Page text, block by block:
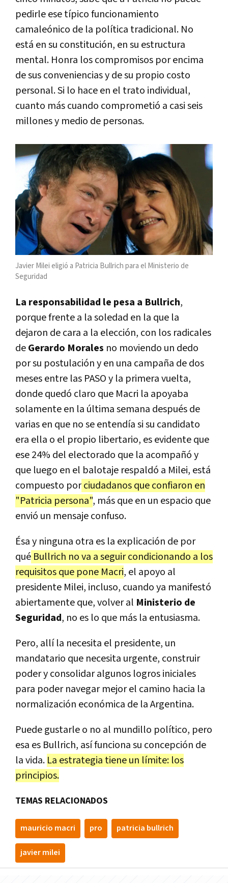
pedirle ese típico funcionamiento
camaleónico de la política tradicional. No
está en su constitución, en su estructura
mental. Honra los compromisos por encima
de sus conveniencias y de su propio costo
personal. Si lo hace en el trato individual,
cuanto más cuando comprometió a casi seis
millones y medio de personas.
Javier Milei eligió a Patricia Bullrich para el Ministerio de
Seguridad
La responsabilidad le pesa a Bullrich,
porque frente a la soledad en la que la
dejaron de cara a la elección, con los radicales
deGerardo Morales no moviendo un dedo
por su postulación y en una campaña de dos
meses entre las PASO y la primera vuelta,
donde quedó claro que Macri la apoyaba
solamente en la última semana después de
varias en que no se entendía si su candidato
era ella o el propio libertario, es evidente que
ese 24% del electorado que la acompañó y
que luego en el balotaje respaldó a Milei, está
compuesto porciudadanos que confiaron en
"Patricia persona", más que en un espacio que
envió un mensaje confuso.
Ésa y ninguna otra es la explicación de por
qué Bullrich no va a seguir condicionando a los
requisitos que pone Macri, el apoyo al
presidente Milei, incluso, cuando ya manifestó
abiertamente que, volver al Ministerio de
Seguridad, no es lo que más la entusiasma.
Pero, allí la necesita el presidente, un
mandatario que necesita urgente, construir
poder y consolidar algunos logros iniciales
para poder navegar mejor el camino hacia la
normalización económica de la Argentina.
Puede gustarle o no al mundillo político, pero
esa es Bullrich, así funciona su concepción de
la vida. La estrategia tiene un límite: los
principios.
TEMAS RELACIONADOS
mauricio macri pro patricia bullrich
javier milei